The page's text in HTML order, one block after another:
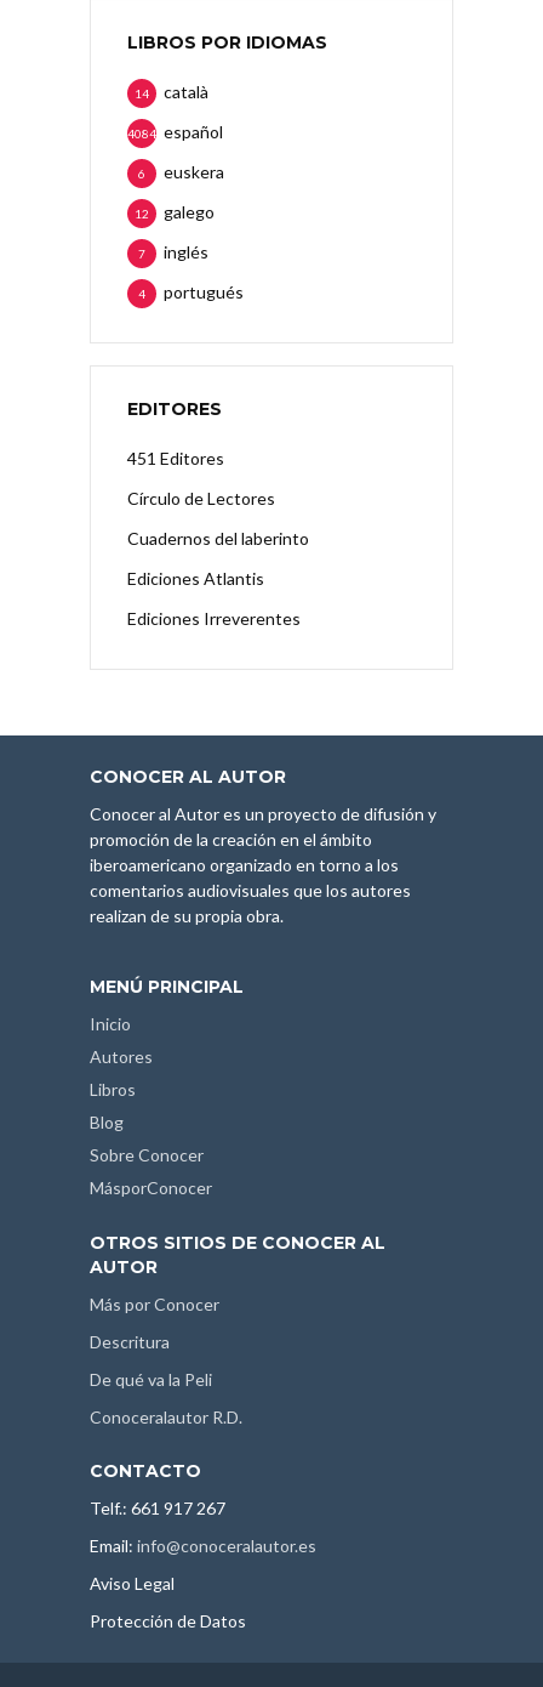
LIBROS POR IDIOMAS
català
14
español
4084
euskera
6
galego
12
inglés
7
portugués
4
EDITORES
451 Editores
Círculo de Lectores
Cuadernos del laberinto
Ediciones Atlantis
Ediciones Irreverentes
CONOCER AL AUTOR
Conocer al Autor es un proyecto de difusión y
promoción de la creación en el ámbito
iberoamericano organizado en torno a los
comentarios audiovisuales que los autores
realizan de su propia obra.
MENÚ PRINCIPAL
Inicio
Autores
Libros
Blog
Sobre Conocer
MásporConocer
OTROS SITIOS DE CONOCER AL
AUTOR
Más por Conocer
Descritura
De qué va la Peli
Conoceralautor R.D.
CONTACTO
Telf.: 661 917 267
Email: info@conoceralautor.es
Aviso Legal
Protección de Datos